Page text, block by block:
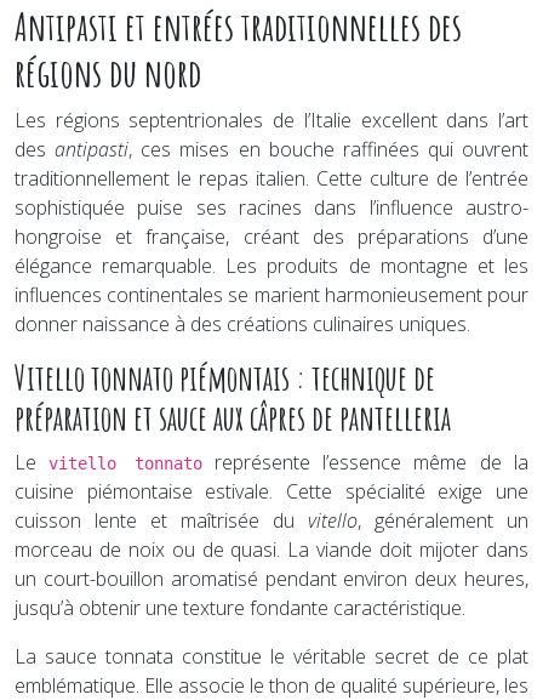
Antipasti et entrées traditionnelles des
régions du nord
Les régions septentrionales de l’Italie excellent dans l’art
desantipasti, ces mises en bouche raffinées qui ouvrent
traditionnellement le repas italien. Cette culture de l’entrée
sophistiquée puise ses racines dans l’influence austro-
hongroise et française, créant des préparations d’une
élégance remarquable. Les produits de montagne et les
influences continentales se marient harmonieusement pour
donner naissance à des créations culinaires uniques.
Vitello tonnato piémontais : technique de
préparation et sauce aux câpres de pantelleria
Levitello tonnatoreprésente l’essence même de la
cuisine piémontaise estivale. Cette spécialité exige une
cuisson lente et maîtrisée du vitello, généralement un
morceau de noix ou de quasi. La viande doit mijoter dans
un court-bouillon aromatisé pendant environ deux heures,
jusqu’à obtenir une texture fondante caractéristique.
La sauce tonnata constitue le véritable secret de ce plat
emblématique. Elle associe le thon de qualité supérieure, les